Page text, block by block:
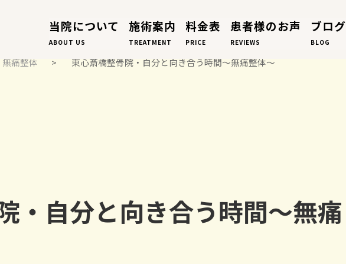
当院について
ABOUT US
施術案内
TREATMENT
料金表
PRICE
患者様のお声
REVIEWS
ブログ
BLOG
無痛整体 > 東心斎橋整骨院・自分と向き合う時間～無痛整体～
・自分と向き合う時間～無痛